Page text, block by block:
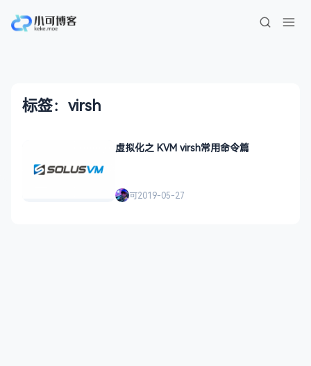
标签：virsh
虚拟化之 KVM virsh常用命令篇
可2019-05-27